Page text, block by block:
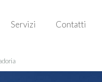
Servizi Contatti